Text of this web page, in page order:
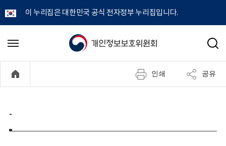
이 누리집은 대한민국 공식 전자정부 누리집입니다.
개
정
보
메
기
검
인쇄 공유
-